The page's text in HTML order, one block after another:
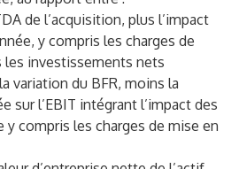
de l’acquisition, plus l’impact
y compris les charges de
investissements nets
variation du BFR, moins la
sur l’EBIT intégrant l’impact des
y compris les charges de mise en